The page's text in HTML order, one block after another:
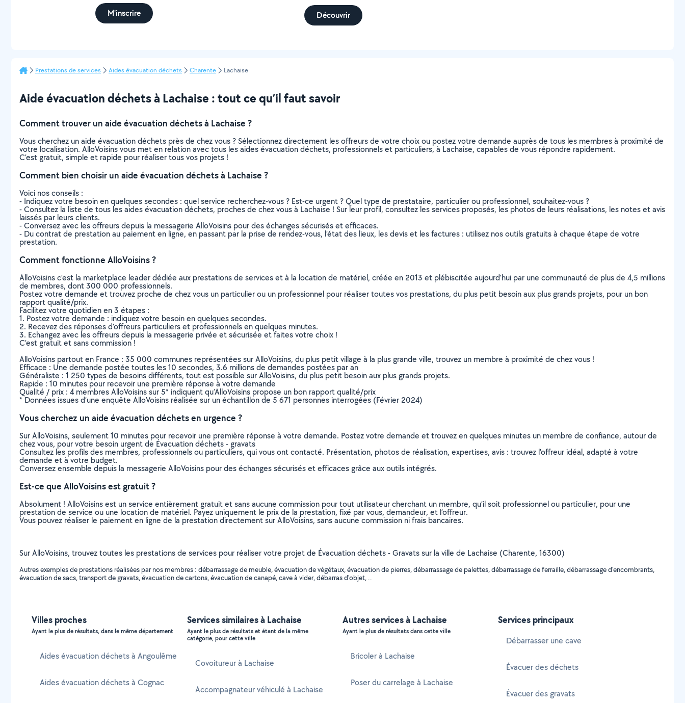
M'inscrire Découvrir
Prestations de services Aides évacuation déchets Charente Lachaise
Aide évacuation déchets à Lachaise : tout ce qu’il faut savoir
Comment trouver un aide évacuation déchets à Lachaise ?
Vous cherchez un aide évacuation déchets près de chez vous ? Sélectionnez directement les offreurs de votre choix ou postez votre demande auprès de tous les membres à proximité de
votre localisation. AlloVoisins vous met en relation avec tous les aides évacuation déchets, professionnels et particuliers, à Lachaise, capables de vous répondre rapidement.
C’est gratuit, simple et rapide pour réaliser tous vos projets !
Comment bien choisir un aide évacuation déchets à Lachaise ?
Voici nos conseils :
- Indiquez votre besoin en quelques secondes : quel service recherchez-vous ? Est-ce urgent ? Quel type de prestataire, particulier ou professionnel, souhaitez-vous ?
- Consultez la liste de tous les aides évacuation déchets, proches de chez vous à Lachaise ! Sur leur profil, consultez les services proposés, les photos de leurs réalisations, les notes et avis
laissés par leurs clients.
- Conversez avec les offreurs depuis la messagerie AlloVoisins pour des échanges sécurisés et efficaces.
- Du contrat de prestation au paiement en ligne, en passant par la prise de rendez-vous, l’état des lieux, les devis et les factures : utilisez nos outils gratuits à chaque étape de votre
prestation.
Comment fonctionne AlloVoisins ?
AlloVoisins c’est la marketplace leader dédiée aux prestations de services et à la location de matériel, créée en 2013 et plébiscitée aujourd’hui par une communauté de plus de 4,5 millions
de membres, dont 300 000 professionnels.
Postez votre demande et trouvez proche de chez vous un particulier ou un professionnel pour réaliser toutes vos prestations, du plus petit besoin aux plus grands projets, pour un bon
rapport qualité/prix.
Facilitez votre quotidien en 3 étapes :
1. Postez votre demande : indiquez votre besoin en quelques secondes.
2. Recevez des réponses d’offreurs particuliers et professionnels en quelques minutes.
3. Echangez avec les offreurs depuis la messagerie privée et sécurisée et faites votre choix !
C’est gratuit et sans commission !
AlloVoisins partout en France : 35 000 communes représentées sur AlloVoisins, du plus petit village à la plus grande ville, trouvez un membre à proximité de chez vous !
Efficace : Une demande postée toutes les 10 secondes, 3.6 millions de demandes postées par an
Généraliste : 1 250 types de besoins différents, tout est possible sur AlloVoisins, du plus petit besoin aux plus grands projets.
Rapide : 10 minutes pour recevoir une première réponse à votre demande
Qualité / prix : 4 membres AlloVoisins sur 5* indiquent qu’AlloVoisins propose un bon rapport qualité/prix
* Données issues d’une enquête AlloVoisins réalisée sur un échantillon de 5 671 personnes interrogées (Février 2024)
Vous cherchez un aide évacuation déchets en urgence ?
Sur AlloVoisins, seulement 10 minutes pour recevoir une première réponse à votre demande. Postez votre demande et trouvez en quelques minutes un membre de confiance, autour de
chez vous, pour votre besoin urgent de Évacuation déchets - gravats
Consultez les profils des membres, professionnels ou particuliers, qui vous ont contacté. Présentation, photos de réalisation, expertises, avis : trouvez l'offreur idéal, adapté à votre
demande et à votre budget.
Conversez ensemble depuis la messagerie AlloVoisins pour des échanges sécurisés et efficaces grâce aux outils intégrés.
Est-ce que AlloVoisins est gratuit ?
Absolument ! AlloVoisins est un service entièrement gratuit et sans aucune commission pour tout utilisateur cherchant un membre, qu’il soit professionnel ou particulier, pour une
prestation de service ou une location de matériel. Payez uniquement le prix de la prestation, fixé par vous, demandeur, et l’offreur.
Vous pouvez réaliser le paiement en ligne de la prestation directement sur AlloVoisins, sans aucune commission ni frais bancaires.
Sur AlloVoisins, trouvez toutes les prestations de services pour réaliser votre projet de Évacuation déchets - Gravats sur la ville de Lachaise (Charente, 16300)
Autres exemples de prestations réalisées par nos membres : débarrassage de meuble, évacuation de végétaux, évacuation de pierres, débarrassage de palettes, débarrassage de ferraille, débarrassage d'encombrants,
évacuation de sacs, transport de gravats, évacuation de cartons, évacuation de canapé, cave à vider, débarras d'objet, ..
Villes proches
Ayant le plus de résultats, dans le même département
Aides évacuation déchets à Angoulême
Aides évacuation déchets à Cognac
Services similaires à Lachaise
Ayant le plus de résultats et étant de la même
catégorie, pour cette ville
Covoitureur à Lachaise
Accompagnateur véhiculé à Lachaise
Autres services à Lachaise
Ayant le plus de résultats dans cette ville
Bricoler à Lachaise
Poser du carrelage à Lachaise
Services principaux
Débarrasser une cave
Évacuer des déchets
Évacuer des gravats